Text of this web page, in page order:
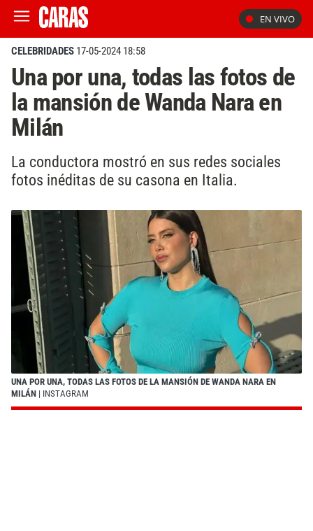
EN VIVO
CELEBRIDADES 17-05-2024 18:58
Una por una, todas las fotos de
la mansión de Wanda Nara en
Milán
La conductora mostró en sus redes sociales
fotos inéditas de su casona en Italia.
UNA POR UNA, TODAS LAS FOTOS DE LA MANSIÓN DE WANDA NARA EN
MILÁN | INSTAGRAM